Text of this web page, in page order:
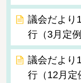
議会だよ
行（3月定例
議会だよ
行（12月定